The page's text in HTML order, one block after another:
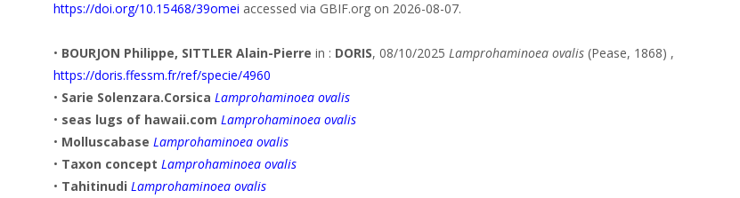
https://doi.org/10.15468/39omei accessed via GBIF.org on 2026-08-07.
• BOURJON Philippe, SITTLER Alain-Pierre in : DORIS, 08/10/2025 Lamprohaminoea ovalis (Pease, 1868) ,
https://doris.ffessm.fr/ref/specie/4960
• Sarie Solenzara.Corsica Lamprohaminoea ovalis
• seas lugs of hawaii.com Lamprohaminoea ovalis
• Molluscabase Lamprohaminoea ovalis
• Taxon concept Lamprohaminoea ovalis
• Tahitinudi Lamprohaminoea ovalis